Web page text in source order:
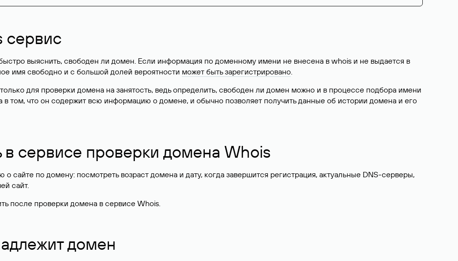
сервис
выяснить, свободен ли домен. Если информация по доменному имени не внесена в whois и не выдается в
имя свободно и с большой долей вероятности может быть зарегистрировано.
для проверки домена на занятость, ведь определить, свободен ли домен можно и в процессе подбора имени
в том, что он содержит всю информацию о домене, и обычно позволяет получить данные об истории домена и его
сервисе проверки домена Whois
сайте по домену: посмотреть возраст домена и дату, когда завершится регистрация, актуальные DNS-серверы,
сайт.
после проверки домена в сервисе Whois.
домен